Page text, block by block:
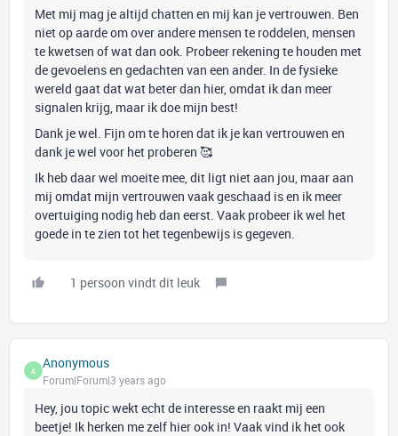
Met mij mag je altijd chatten en mij kan je vertrouwen. Ben
niet op aarde om over andere mensen te roddelen, mensen
te kwetsen of wat dan ook. Probeer rekening te houden met
de gevoelens en gedachten van een ander. In de fysieke
wereld gaat dat wat beter dan hier, omdat ik dan meer
signalen krijg, maar ik doe mijn best!
Dank je wel. Fijn om te horen dat ik je kan vertrouwen en
dank je wel voor het proberen 🥰
Ik heb daar wel moeite mee, dit ligt niet aan jou, maar aan
mij omdat mijn vertrouwen vaak geschaad is en ik meer
overtuiging nodig heb dan eerst. Vaak probeer ik wel het
goede in te zien tot het tegenbewijs is gegeven.
1 persoon vindt dit leuk
A Anonymous
Forum|Forum|3 years ago
Hey, jou topic wekt echt de interesse en raakt mij een
beetje! Ik herken me zelf hier ook in! Vaak vind ik het ook